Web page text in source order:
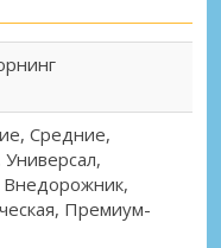
Средние,
Премиум-